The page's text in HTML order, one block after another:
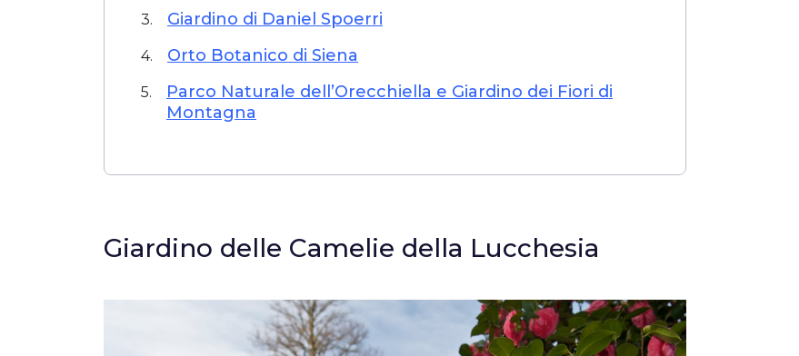
3. Giardino di Daniel Spoerri
4. Orto Botanico di Siena
5.
Parco Naturale dell’Orecchiella e Giardino dei Fiori di
Montagna
Giardino delle Camelie della Lucchesia